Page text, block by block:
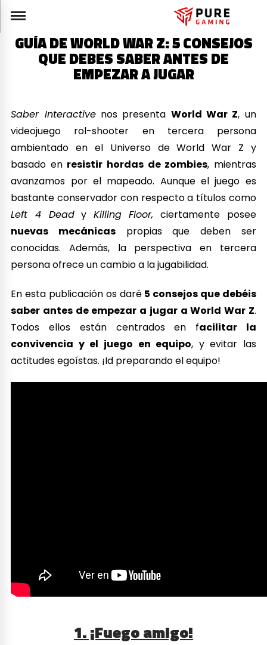
GUÍA DE WORLD WAR Z: 5 CONSEJOS
QUE DEBES SABER ANTES DE
EMPEZAR A JUGAR
Saber Interactivenos presenta World War Z, un
videojuego rol-shooter en tercera persona
ambientado en el Universo de World War Z y
basado en resistir hordas de zombies, mientras
avanzamos por el mapeado. Aunque el juego es
bastante conservador con respecto a títulos como
Left 4 Deady Killing Floor, ciertamente posee
nuevas mecánicas propias que deben ser
conocidas. Además, la perspectiva en tercera
persona ofrece un cambio a la jugabilidad.
En esta publicación os daré 5 consejos que debéis
saber antes de empezar a jugar a World War Z.
Todos ellos están centrados en facilitar la
convivencia y el juego en equipo, y evitar las
actitudes egoístas. ¡Id preparando el equipo!
1. ¡Fuego amigo!